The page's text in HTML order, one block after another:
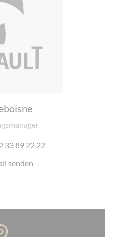
33 89 22 22
senden